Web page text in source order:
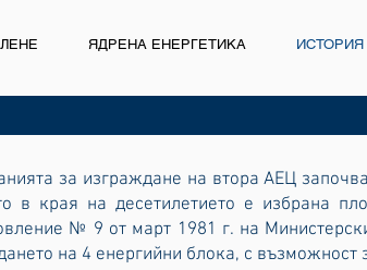
ЯДРЕНА ЕНЕРГЕТИКА ИСТОРИЯ
за изграждане на втора АЕЦ
в края на десетилетието е избрана
№ 9 от март 1981 г. на
на 4 енергийни блока, с